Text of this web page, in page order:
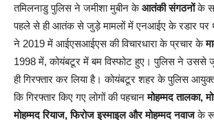
तमिलनाडु पुलिस ने जमीशा मुबीन केआतंकी संगठनोंके
पहले से ही आतंक से जुड़े मामलों में एनआईए के रडार पर
ने 2019 में आईएसआईएस की विचारधारा के प्रचार के
1998 में, कोयंबटूर में बम विस्फोट हुए। पुलिस ने उससे
ही गिरफ्तार कर लिया है। कोयंबटूर शहर के पुलिस
कि गिरफ्तार किए गए लोगों की पहचानमोहम्मद तालका,
मोहम्मद रियाज, फिरोज इस्माइल और मोहम्मद नवाजके